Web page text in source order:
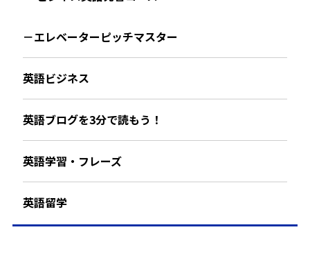
－エレベーターピッチマスター
英語ビジネス
英語ブログを3分で読もう！
英語学習・フレーズ
英語留学